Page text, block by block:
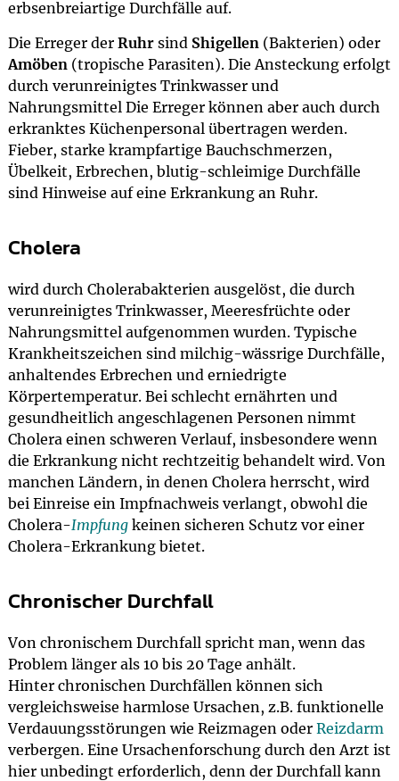
erbsenbreiartige Durchfälle auf.
Die Erreger der Ruhrsind Shigellen (Bakterien) oder
Amöben(tropische Parasiten). Die Ansteckung erfolgt
durch verunreinigtes Trinkwasser und
Nahrungsmittel Die Erreger können aber auch durch
erkranktes Küchenpersonal übertragen werden.
Fieber, starke krampfartige Bauchschmerzen,
Übelkeit, Erbrechen, blutig-schleimige Durchfälle
sind Hinweise auf eine Erkrankung an Ruhr.
Cholera
wird durch Cholerabakterien ausgelöst, die durch
verunreinigtes Trinkwasser, Meeresfrüchte oder
Nahrungsmittel aufgenommen wurden. Typische
Krankheitszeichen sind milchig-wässrige Durchfälle,
anhaltendes Erbrechen und erniedrigte
Körpertemperatur. Bei schlecht ernährten und
gesundheitlich angeschlagenen Personen nimmt
Cholera einen schweren Verlauf, insbesondere wenn
die Erkrankung nicht rechtzeitig behandelt wird. Von
manchen Ländern, in denen Cholera herrscht, wird
bei Einreise ein Impfnachweis verlangt, obwohl die
Cholera-Impfungkeinen sicheren Schutz vor einer
Cholera-Erkrankung bietet.
Chronischer Durchfall
Von chronischem Durchfall spricht man, wenn das
Problem länger als 10 bis 20 Tage anhält.
Hinter chronischen Durchfällen können sich
vergleichsweise harmlose Ursachen, z.B. funktionelle
Verdauungsstörungen wie Reizmagen oder Reizdarm
verbergen. Eine Ursachenforschung durch den Arzt ist
hier unbedingt erforderlich, denn der Durchfall kann